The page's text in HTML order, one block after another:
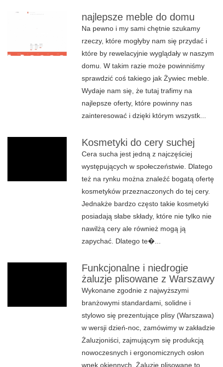
najlepsze meble do domu
Na pewno i my sami chętnie szukamy
rzeczy, które mogłyby nam się przydać i
które by rewelacyjnie wyglądały w naszym
domu. W takim razie może powinniśmy
sprawdzić coś takiego jak Żywiec meble.
Wydaje nam się, że tutaj trafimy na
najlepsze oferty, które powinny nas
zainteresować i dzięki którym wszystk...
Kosmetyki do cery suchej
Cera sucha jest jedną z najczęściej
występujących w społeczeństwie. Dlatego
też na rynku można znaleźć bogatą ofertę
kosmetyków przeznaczonych do tej cery.
Jednakże bardzo często takie kosmetyki
posiadają słabe składy, które nie tylko nie
nawilżą cery ale również mogą ją
zapychać. Dlatego te�...
Funkcjonalne i niedrogie
żaluzje plisowane z Warszawy
Wykonane zgodnie z najwyższymi
branżowymi standardami, solidne i
stylowo się prezentujące plisy (Warszawa)
w wersji dzień-noc, zamówimy w zakładzie
Żaluzjoniści, zajmującym się produkcją
nowoczesnych i ergonomicznych osłon
wnęk okiennych. Żaluzje plisowane to